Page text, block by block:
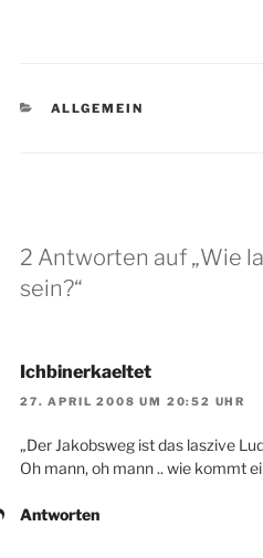
KATEGORIEN
ALLGEMEIN
2 Antworten auf „Wie
sein?“
Ichbinerkaeltet
27. APRIL 2008 UM 20:52 UHR
„Der Jakobsweg ist das laszive
Oh mann, oh mann .. wie kommt
Antworten